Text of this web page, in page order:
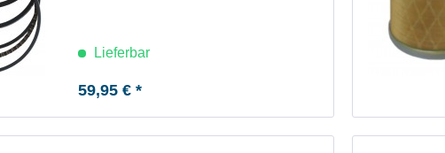
Lieferbar
59,95 € *